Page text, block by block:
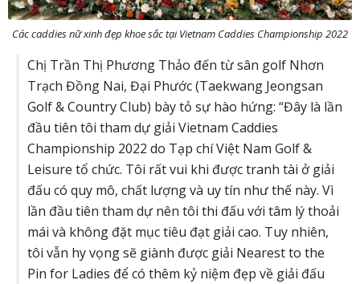
Các caddies nữ xinh đẹp khoe sắc tại Vietnam Caddies Championship 2022
Chị Trần Thị Phương Thảo đến từ sân golf Nhơn
Trạch Đồng Nai, Đại Phước (Taekwang Jeongsan
Golf & Country Club) bày tỏ sự hào hứng: “Đây là lần
đầu tiên tôi tham dự giải Vietnam Caddies
Championship 2022 do Tạp chí Việt Nam Golf &
Leisure tổ chức. Tôi rất vui khi được tranh tài ở giải
đấu có quy mô, chất lượng và uy tín như thế này. Vì
lần đầu tiên tham dự nên tôi thi đấu với tâm lý thoải
mái và không đặt mục tiêu đạt giải cao. Tuy nhiên,
tôi vẫn hy vọng sẽ giành được giải Nearest to the
Pin for Ladies để có thêm kỷ niệm đẹp về giải đấu